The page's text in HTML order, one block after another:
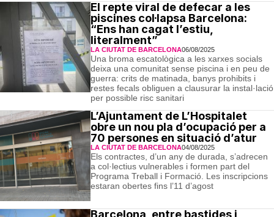
El repte viral de defecar a les
piscines col·lapsa Barcelona:
“Ens han cagat l’estiu,
literalment”
LA CIUTAT DE BARCELONA06/08/2025
Una broma escatològica a les xarxes socials
deixa una comunitat sense piscina i en peu de
guerra: crits de matinada, banys prohibits i
restes fecals obliguen a clausurar la instal·lació
per possible risc sanitari
L’Ajuntament de L’Hospitalet
obre un nou pla d’ocupació per a
70 persones en situació d’atur
LA CIUTAT DE BARCELONA04/08/2025
Els contractes, d’un any de durada, s’adrecen
a col·lectius vulnerables i formen part del
Programa Treball i Formació. Les inscripcions
estaran obertes fins l’11 d’agost
Barcelona, entre bastides i